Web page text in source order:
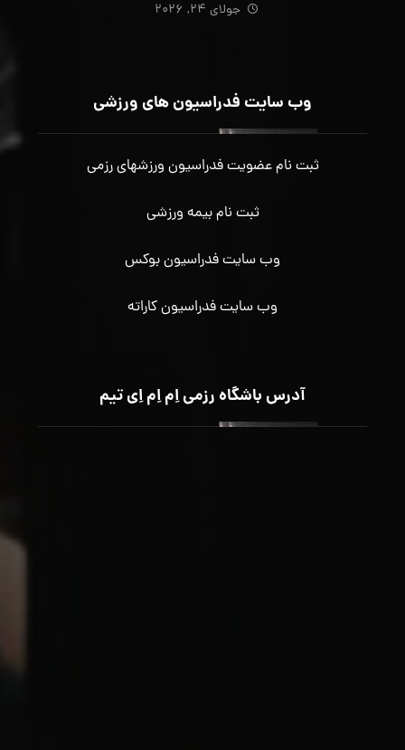
جولای ۲۴, ۲۰۲۶
وب سایت فدراسیون های ورزشی
ثبت نام عضویت فدراسیون ورزشهای رزمی
ثبت نام بیمه ورزشی
وب سایت فدراسیون بوکس
وب سایت فدراسیون کاراته
آدرس باشگاه رزمی اِم اِم اِی تیم